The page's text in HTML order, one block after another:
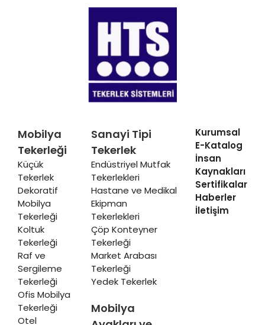
Mobilya
Tekerleği
Küçük
Tekerlek
Dekoratif
Mobilya
Tekerleği
Koltuk
Tekerleği
Raf ve
Sergileme
Tekerleği
Ofis Mobilya
Tekerleği
Otel
Sanayi Tipi
Tekerlek
Endüstriyel Mutfak
Tekerlekleri
Hastane ve Medikal
Ekipman
Tekerlekleri
Çöp Konteyner
Tekerleği
Market Arabası
Tekerleği
Yedek Tekerlek
Mobilya
Kurumsal
E-Katalog
İnsan
Kaynakları
Sertifikalar
Haberler
İletişim